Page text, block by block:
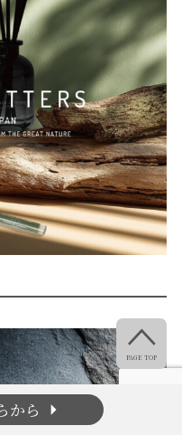
から arrow_right

PAGE TOP